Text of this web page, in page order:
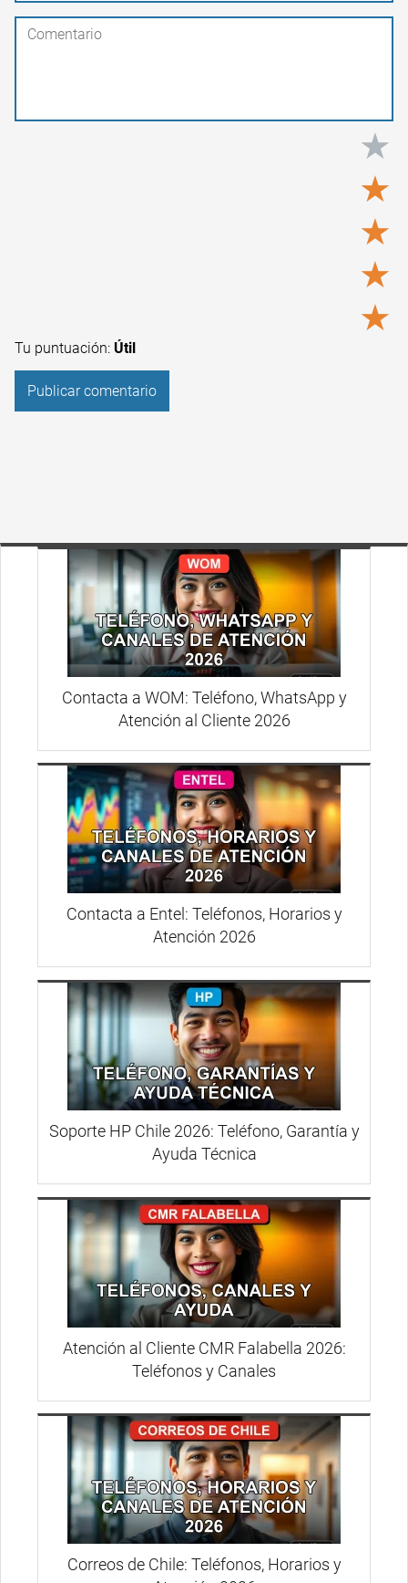
★
★
★
★
★
Tu puntuación: Útil
Contacta a WOM: Teléfono, WhatsApp y
Atención al Cliente 2026
Contacta a Entel: Teléfonos, Horarios y
Atención 2026
Soporte HP Chile 2026: Teléfono, Garantía y
Ayuda Técnica
Atención al Cliente CMR Falabella 2026:
Teléfonos y Canales
Correos de Chile: Teléfonos, Horarios y